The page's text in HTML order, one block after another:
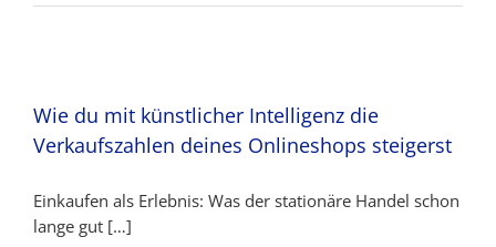
Wie du mit künstlicher Intelligenz die
Verkaufszahlen deines Onlineshops steigerst
Einkaufen als Erlebnis: Was der stationäre Handel schon
lange gut […]